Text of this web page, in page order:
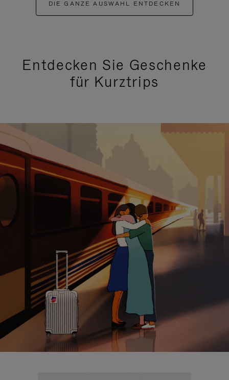
DIE GANZE AUSWAHL ENTDECKEN
Entdecken Sie Geschenke
für Kurztrips